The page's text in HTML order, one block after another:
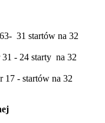
31 startów na 32
31 - 24 starty na 32
17 - startów na 32